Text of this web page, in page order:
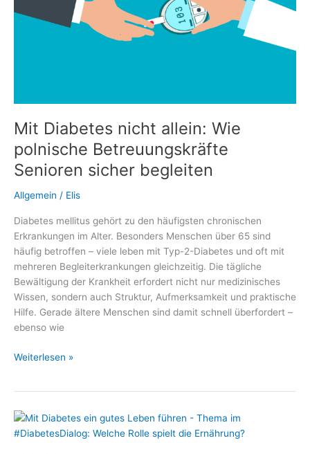
Mit Diabetes nicht allein: Wie
polnische Betreuungskräfte
Senioren sicher begleiten
Allgemein / Elis
Diabetes mellitus gehört zu den häufigsten chronischen
Erkrankungen im Alter. Besonders Menschen über 65 sind
häufig betroffen – viele leben mit Typ-2-Diabetes und oft mit
mehreren Begleiterkrankungen gleichzeitig. Die tägliche
Bewältigung der Krankheit erfordert nicht nur medizinisches
Wissen, sondern auch Struktur, Aufmerksamkeit und praktische
Hilfe. Gerade ältere Menschen sind damit schnell überfordert –
ebenso wie
Mit
Wie
polnische
Weiterlesen »